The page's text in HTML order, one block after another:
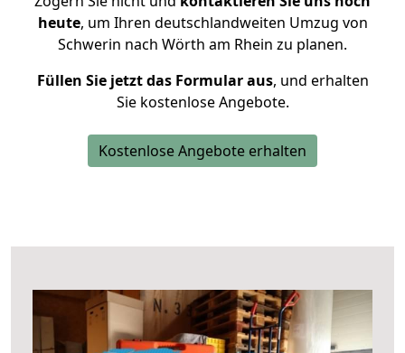
heute, um Ihren deutschlandweiten Umzug von
Schwerin nach Wörth am Rhein zu planen.
Füllen Sie jetzt das Formular aus, und erhalten
Sie kostenlose Angebote.
Kostenlose Angebote erhalten